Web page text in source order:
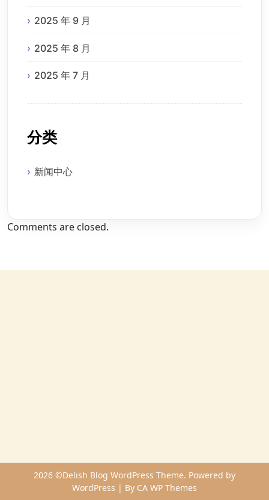
2025 年 9 月
2025 年 8 月
2025 年 7 月
分类
新闻中心
Comments are closed.
2026 ©Delish Blog WordPress Theme. Powered by
WordPress | By CA WP Themes